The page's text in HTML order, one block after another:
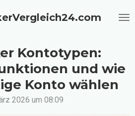
Kontotypen:
und wie
Konto wählen
2026 um 08:09